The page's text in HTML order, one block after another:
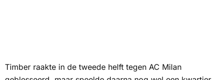
Timber raakte in de tweede helft tegen AC Milan